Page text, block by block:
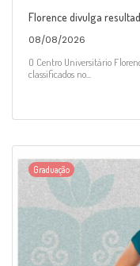
Florence divulga
08/08/2026
O Centro Universitário
classificados no...
Graduação